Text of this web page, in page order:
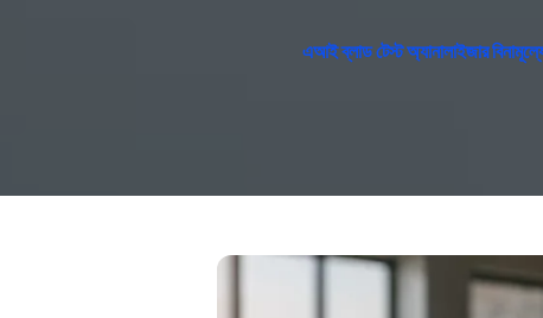
এআই ব্লাড টেস্ট অ্যানালাইজার বিনামূল্যে